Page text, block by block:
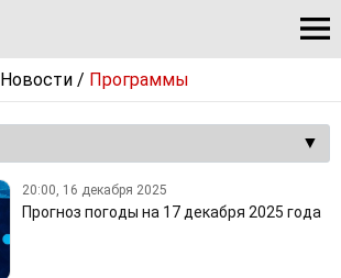
Новости / Программы
20:00, 16 декабря 2025
Прогноз погоды на 17 декабря 2025 года